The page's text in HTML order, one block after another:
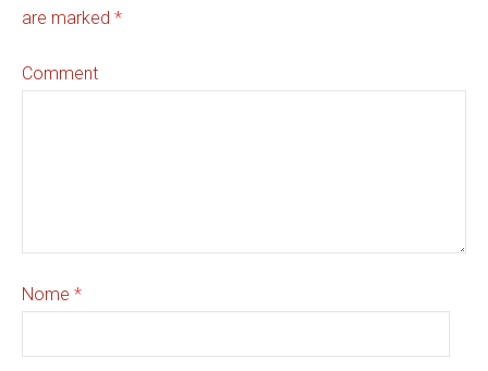
are marked *
Comment
Nome *